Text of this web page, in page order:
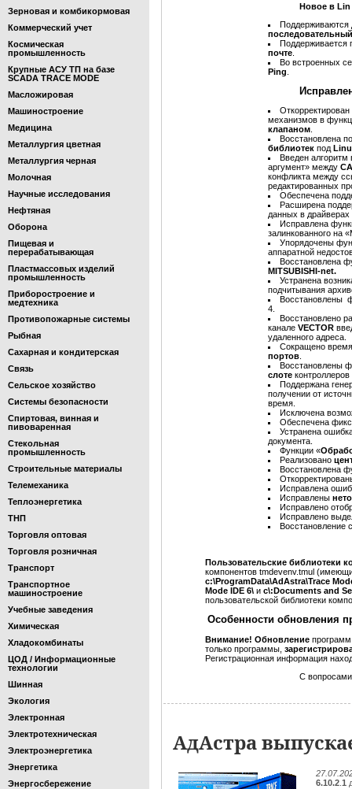
Зерновая и комбикормовая
Коммерческий учет
Космическая
промышленность
Крупные АСУ ТП на базе
SCADA TRACE MODE
Масложировая
Машиностроение
Медицина
Металлургия цветная
Металлургия черная
Молочная
Научные исследования
Нефтяная
Оборона
Пищевая и
перерабатывающая
Пластмассовых изделий
промышленность
Приборостроение и
медтехника
Противопожарные системы
Рыбная
Сахарная и кондитерская
Связь
Сельское хозяйство
Системы безопасности
Спиртовая, винная и
пивоваренная
Стекольная
промышленность
Строительные материалы
Телемеханика
Теплоэнергетика
ТНП
Торговля оптовая
Торговля розничная
Транспорт
Транспортное
машиностроение
Учебные заведения
Химическая
Хладокомбинаты
ЦОД / Информационные
технологии
Шинная
Экология
Электронная
Электротехническая
Электроэнергетика
Энергетика
Энергосбережение
Новое в Lin
почте
Во встроенных
Ping
механизмов в
клапаном
Восстановлена
библиотек под
Введен алгоритм
аргумент» между
конфликта между
редактированных
Обеспечена
Расширена
данных в драйверах
Исправлена
залинкованного на
Упорядочены
аппаратной
Восстановлена
MITSUBISHI-net.
Устранена
подчитывания
Восстановлены
4.
Восстановлено
канале VECTOR
удаленного адреса.
Сокращено
портов
Восстановлены
слоте контроллеров
Поддержана
получении от
время.
Исключена
Обеспечена
Устранена
документа.
Функции «
Реализовано
Восстановлена
Исправлена
Исправлены
Исправлено
Исправлено
Восстановление
Пользовательские библиотеки
компонентов tmdevenv.tmul
c:\ProgramData\AdAstra\Trace
Mode IDE 6\ и c\:Documents and
пользовательской библиотеки
Особенности обновления
Внимание! Обновление
только программы,
Регистрационная информация
С
АдАстра
6.10.2 1